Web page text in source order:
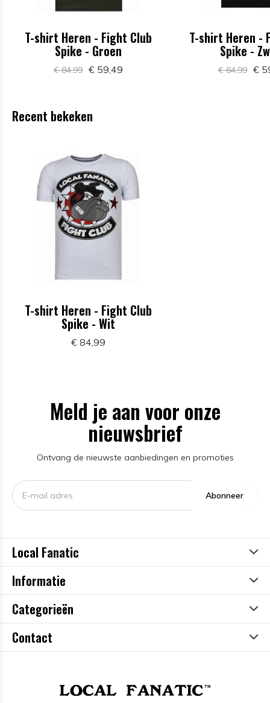
T-shirt Heren - Fight Club
Spike - Groen
€ 84,99 € 59,49
T-shirt Heren -
Spike -
€ 84,99 €
Recent bekeken
T-shirt Heren - Fight Club
Spike - Wit
€ 84,99
Meld je aan voor onze
nieuwsbrief
Ontvang de nieuwste aanbiedingen en promoties
Abonneer
Local Fanatic
Informatie
Categorieën
Contact